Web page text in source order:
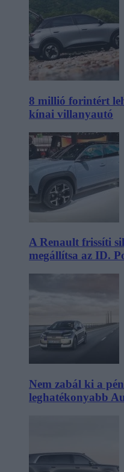
8 millió forintért
kínai villanyautó
A Renault frissíti
megállítsa az ID.
Nem zabál ki a
leghatékonyabb